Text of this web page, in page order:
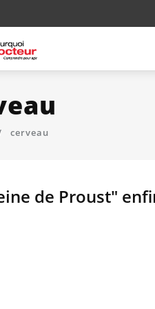
cerveau
de Proust"